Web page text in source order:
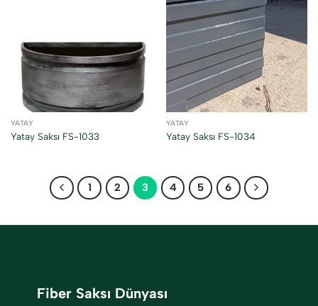
YATAY
Yatay Saksı FS-1033
YATAY
Yatay Saksı FS-1034
1 2 3 4 5 6
Fiber Saksı Dünyası